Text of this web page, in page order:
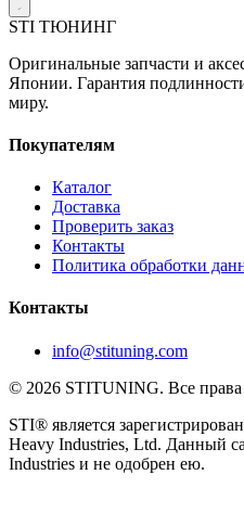
STI ТЮНИНГ
Оригинальные запчасти и
Японии. Гарантия
миру.
Покупателям
Каталог
Доставка
Проверить заказ
Контакты
Политика обработки
Контакты
info@stituning.com
© 2026 STITUNING. Все
STI® является
Heavy Industries, Ltd. Данный
Industries и не одобрен ею.